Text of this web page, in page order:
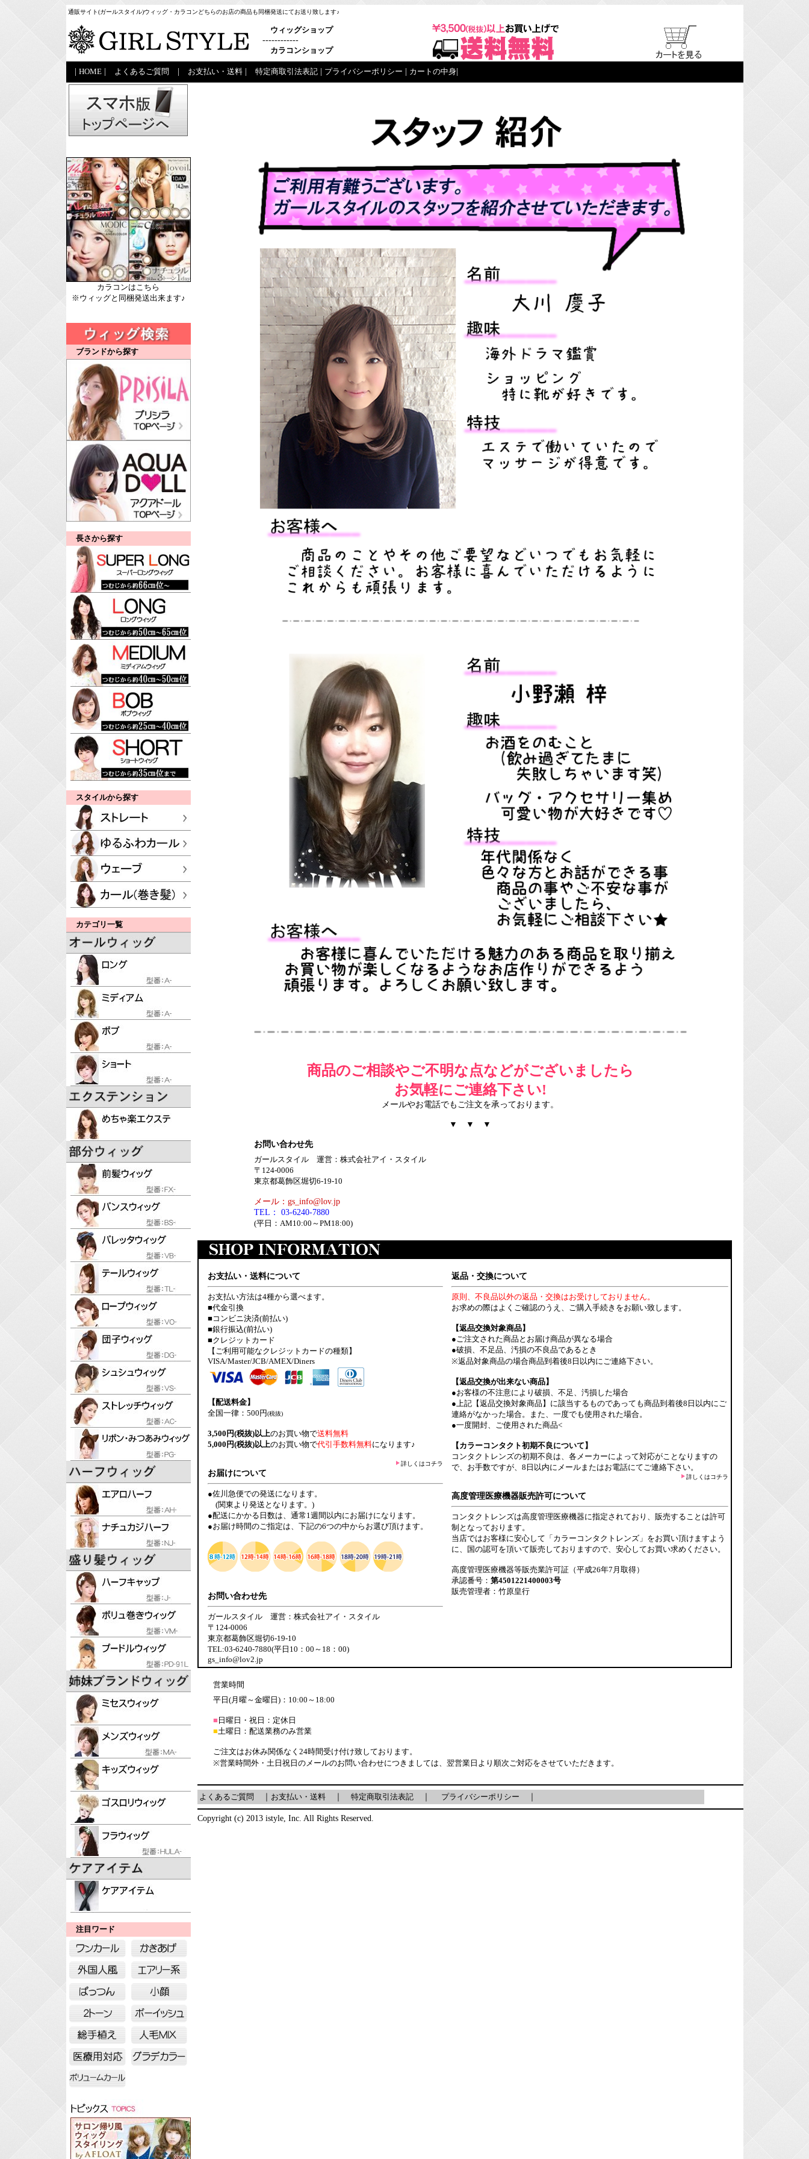
通販サイト(ガールスタイル)ウィッグ・カラコンどちらのお店の商品も同梱発送にてお送り致します♪
ウィッグショップ
------------
カラコンショップ
HOME よくあるご質問 お支払い・送料 特定商取引法表記 プライバシーポリシー カートの中身|
カラコンはこちら
※ウィッグと同梱発送出来ます♪
ブランドから探す
長さから探す
スタイルから探す
カテゴリ一覧
注目ワード
商品のご相談やご不明な点などがございましたら
お気軽にご連絡下さい!
メールやお電話でもご注文を承っております。
▼ ▼ ▼
お問い合わせ先
ガールスタイル 運営：株式会社アイ・スタイル
〒124-0006
東京都葛飾区堀切6-19-10
メール：gs_info@lov.jp
TEL： 03-6240-7880
(平日：AM10:00～PM18:00)
お支払い・送料について
お支払い方法は4種から選べます。
■代金引換
■コンビニ決済(前払い)
■銀行振込(前払い)
■クレジットカード
【ご利用可能なクレジットカードの種類】
VISA/Master/JCB/AMEX/Diners
【配送料金】
全国一律：500円(税抜)
3,500円(税抜)以上のお買い物で送料無料
5,000円(税抜)以上のお買い物で代引手数料無料になります♪
詳しくはコチラ
お届けについて
●佐川急便での発送になります。
(関東より発送となります。)
●配送にかかる日数は、通常1週間以内にお届けになります。
●お届け時間のご指定は、下記の6つの中からお選び頂けます。
お問い合わせ先
ガールスタイル 運営：株式会社アイ・スタイル
〒124-0006
東京都葛飾区堀切6-19-10
TEL:03-6240-7880(平日10：00～18：00)
gs_info@lov2.jp
返品・交換について
原則、不良品以外の返品・交換はお受けしておりません。
お求めの際はよくご確認のうえ、ご購入手続きをお願い致します。
【返品交換対象商品】
●ご注文された商品とお届け商品が異なる場合
●破損、不足品、汚損の不良品であるとき
※返品対象商品の場合商品到着後8日以内にご連絡下さい。
【返品交換が出来ない商品】
●お客様の不注意により破損、不足、汚損した場合
●上記【返品交換対象商品】に該当するものであっても商品到着後8日以内にご
連絡がなかった場合。また、一度でも使用された場合。
●一度開封、ご使用された商品<
【カラーコンタクト初期不良について】
コンタクトレンズの初期不良は、各メーカーによって対応がことなりますの
で、お手数ですが、8日以内にメールまたはお電話にてご連絡下さい。
詳しくはコチラ
高度管理医療機器販売許可について
コンタクトレンズは高度管理医療機器に指定されており、販売することは許可
制となっております。
当店ではお客様に安心して「カラーコンタクトレンズ」をお買い頂けますよう
に、国の認可を頂いて販売しておりますので、安心してお買い求めください。
高度管理医療機器等販売業許可証（平成26年7月取得）
承認番号： 第4501221400003号
販売管理者：竹原皇行
営業時間
平日(月曜～金曜日)：10:00～18:00
■ 日曜日・祝日：定休日
■土曜日：配送業務のみ営業
ご注文はお休み関係なく24時間受け付け致しております。
※営業時間外・土日祝日のメールのお問い合わせにつきましては、翌営業日より順次ご対応をさせていただきます。
よくあるご質問 お支払い・送料｜ 特定商取引法表記｜ プライバシーポリシー
Copyright (c) 2013 istyle, Inc. All Rights Reserved.